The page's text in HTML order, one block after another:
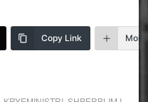
Copy Link More